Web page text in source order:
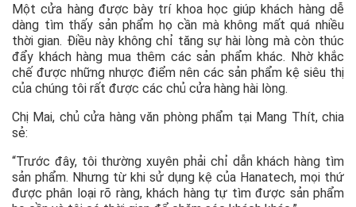
Một cửa hàng được bày trí khoa học giúp khách hàng dễ
dàng tìm thấy sản phẩm họ cần mà không mất quá nhiều
thời gian. Điều này không chỉ tăng sự hài lòng mà còn thúc
đẩy khách hàng mua thêm các sản phẩm khác. Nhờ khắc
chế được những nhược điểm nên các sản phẩm kệ siêu thị
của chúng tôi rất được các chủ cửa hàng hài lòng.
Chị Mai, chủ cửa hàng văn phòng phẩm tại Mang Thít, chia
sẻ:
“Trước đây, tôi thường xuyên phải chỉ dẫn khách hàng tìm
sản phẩm. Nhưng từ khi sử dụng kệ của Hanatech, mọi thứ
được phân loại rõ ràng, khách hàng tự tìm được sản phẩm